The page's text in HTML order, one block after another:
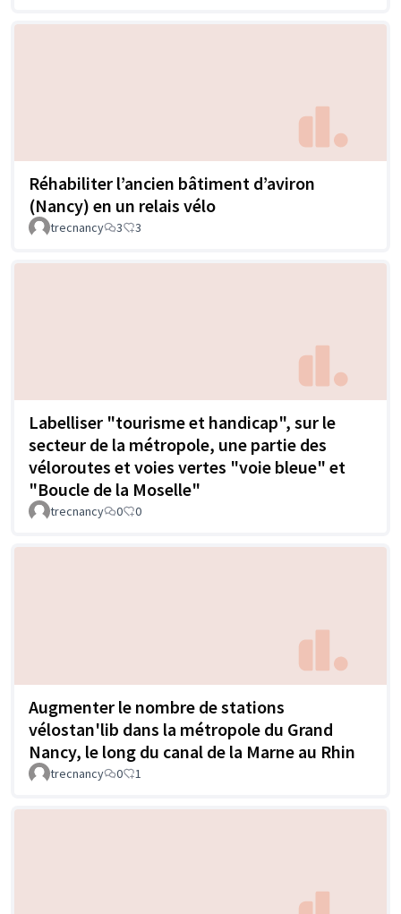
Réhabiliter l’ancien bâtiment d’aviron
(Nancy) en un relais vélo
trecnancy 3 3
Labelliser "tourisme et handicap", sur le
secteur de la métropole, une partie des
véloroutes et voies vertes "voie bleue" et
"Boucle de la Moselle"
trecnancy 0 0
Augmenter le nombre de stations
vélostan'lib dans la métropole du Grand
Nancy, le long du canal de la Marne au Rhin
trecnancy 0 1